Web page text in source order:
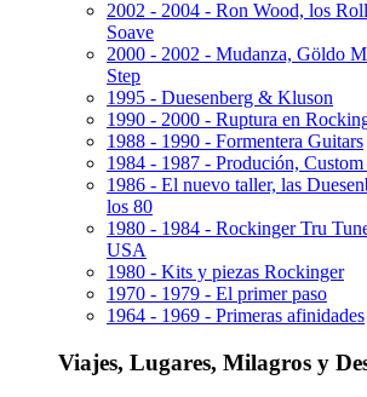
2002 - 2004 - Ron Wood, los
Soave
2000 - 2002 - Mudanza, Göldo
Step
1995 - Duesenberg & Kluson
1990 - 2000 - Ruptura en
1988 - 1990 - Formentera Guitars
1984 - 1987 - Produción,
1986 - El nuevo taller, las
los 80
1980 - 1984 - Rockinger Tru
USA
1980 - Kits y piezas Rockinger
1970 - 1979 - El primer paso
1964 - 1969 - Primeras afinidades
Viajes, Lugares, Milagros y